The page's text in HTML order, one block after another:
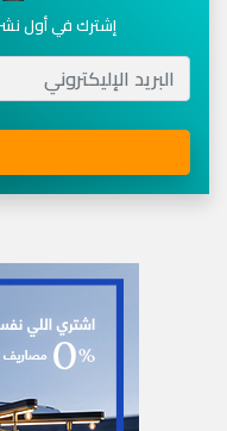
إشترك في أول